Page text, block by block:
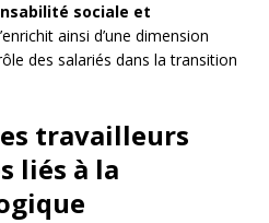
sociale et
ainsi d’une dimension
des salariés dans la transition
travailleurs
liés à la